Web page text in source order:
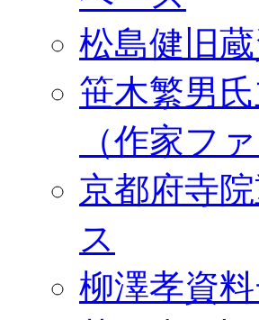
松島健旧
笹木繁男
（作家フ
京都府寺
ス
柳澤孝資